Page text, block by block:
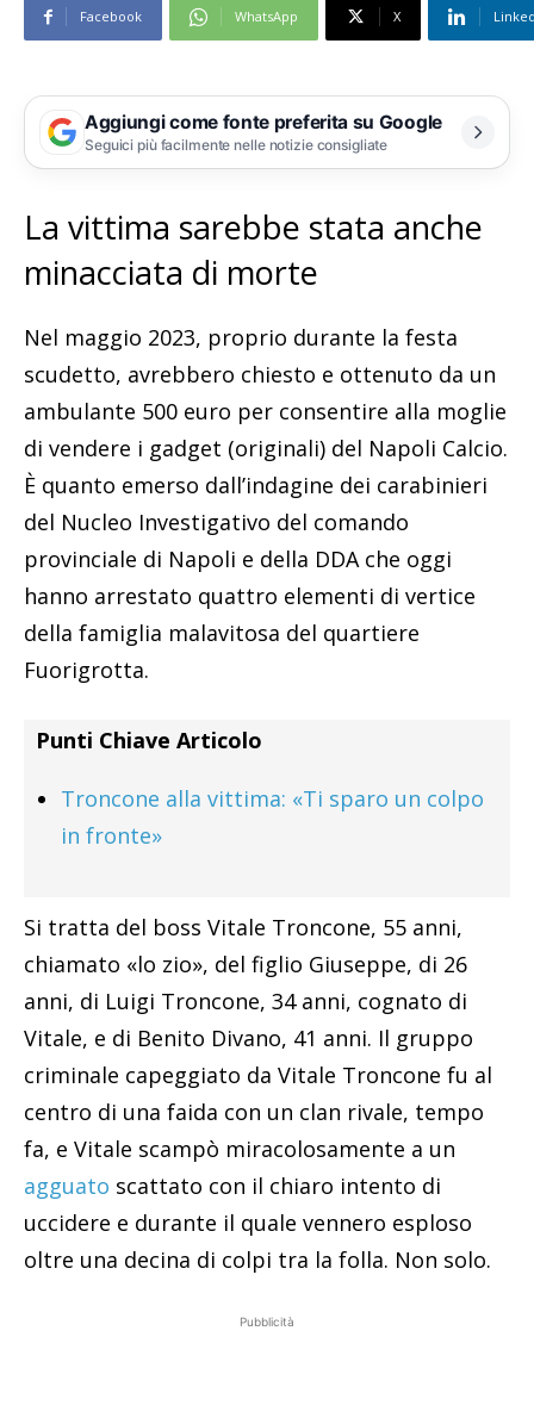
Facebook WhatsApp X
Aggiungi come fonte preferita su Google
Seguici più facilmente nelle notizie consigliate
La vittima sarebbe stata anche
minacciata di morte
Nel maggio 2023, proprio durante la festa
scudetto, avrebbero chiesto e ottenuto da un
ambulante 500 euro per consentire alla moglie
di vendere i gadget (originali) del Napoli Calcio.
È quanto emerso dall’indagine dei carabinieri
del Nucleo Investigativo del comando
provinciale di Napoli e della DDA che oggi
hanno arrestato quattro elementi di vertice
della famiglia malavitosa del quartiere
Fuorigrotta.
Punti Chiave Articolo
Troncone alla vittima: «Ti sparo un colpo
in fronte»
Si tratta del boss Vitale Troncone, 55 anni,
chiamato «lo zio», del figlio Giuseppe, di 26
anni, di Luigi Troncone, 34 anni, cognato di
Vitale, e di Benito Divano, 41 anni. Il gruppo
criminale capeggiato da Vitale Troncone fu al
centro di una faida con un clan rivale, tempo
fa, e Vitale scampò miracolosamente a un
agguato scattato con il chiaro intento di
uccidere e durante il quale vennero esploso
oltre una decina di colpi tra la folla. Non solo.
Pubblicità